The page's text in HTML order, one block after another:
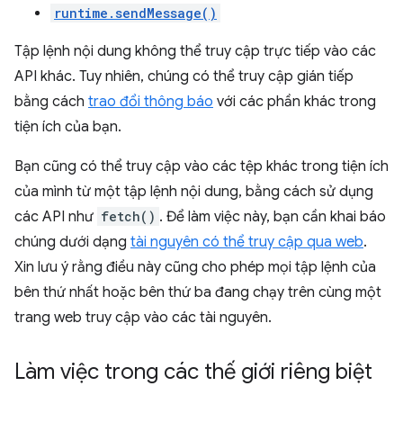
runtime.sendMessage()
Tập lệnh nội dung không thể truy cập trực tiếp vào các
API khác. Tuy nhiên, chúng có thể truy cập gián tiếp
bằng cách trao đổi thông báo với các phần khác trong
tiện ích của bạn.
Bạn cũng có thể truy cập vào các tệp khác trong tiện ích
của mình từ một tập lệnh nội dung, bằng cách sử dụng
các API như fetch() . Để làm việc này, bạn cần khai báo
chúng dưới dạng tài nguyên có thể truy cập qua web.
Xin lưu ý rằng điều này cũng cho phép mọi tập lệnh của
bên thứ nhất hoặc bên thứ ba đang chạy trên cùng một
trang web truy cập vào các tài nguyên.
Làm việc trong các thế giới riêng biệt